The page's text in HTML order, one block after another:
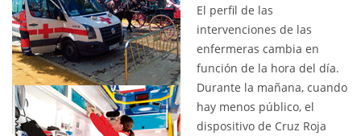
El perfil de las
intervenciones de las
enfermeras cambia en
función de la hora del día.
Durante la mañana, cuando
hay menos público, el
dispositivo de Cruz Roja